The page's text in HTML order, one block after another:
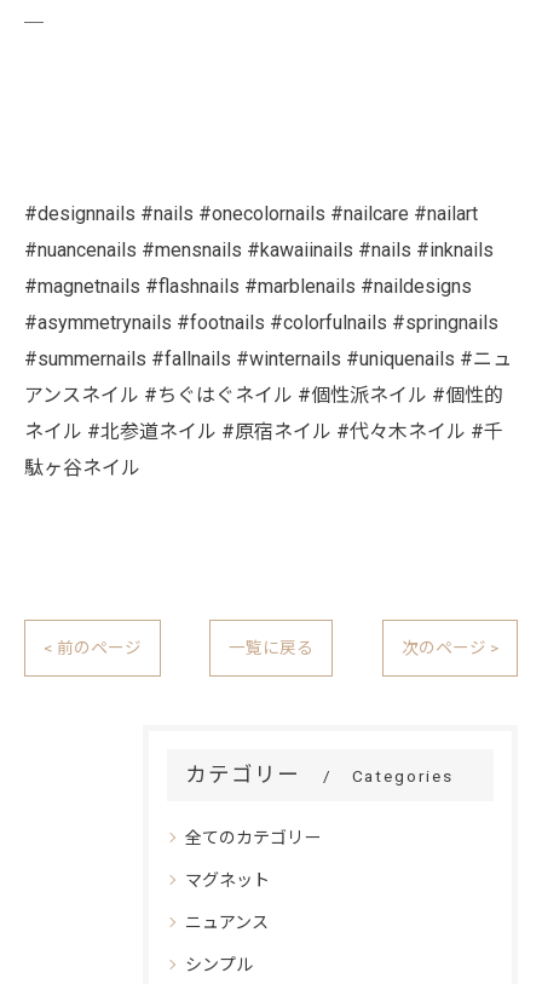
#designnails #nails #onecolornails #nailcare #nailart
#nuancenails #mensnails #kawaiinails #nails #inknails
#magnetnails #flashnails #marblenails #naildesigns
#asymmetrynails #footnails #colorfulnails #springnails
#summernails #fallnails #winternails #uniquenails #ニュ
アンスネイル #ちぐはぐネイル #個性派ネイル #個性的
ネイル #北参道ネイル #原宿ネイル #代々木ネイル #千
駄ヶ谷ネイル
< 前のページ 一覧に戻る 次のページ >
カテゴリー Categories
全てのカテゴリー
マグネット
ニュアンス
シンプル